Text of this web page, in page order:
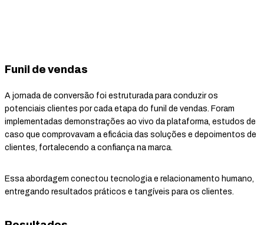
Funil de vendas
A jornada de conversão foi estruturada para conduzir os
potenciais clientes por cada etapa do funil de vendas. Foram
implementadas demonstrações ao vivo da plataforma, estudos de
caso que comprovavam a eficácia das soluções e depoimentos de
clientes, fortalecendo a confiança na marca.
Essa abordagem conectou tecnologia e relacionamento humano,
entregando resultados práticos e tangíveis para os clientes.